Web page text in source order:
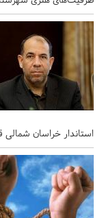
استاندار خراسان شمالی